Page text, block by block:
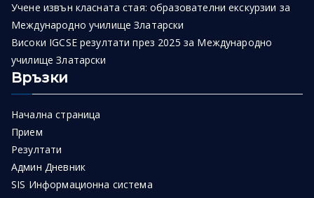
Учене извън класната стая: образователни екскурзии за
Международно училище Златарски
Високи IGCSE резултати през 2025 за Международно
училище Златарски
Връзки
Начална страница
Прием
Резултати
Админ Дневник
SIS Информационна система